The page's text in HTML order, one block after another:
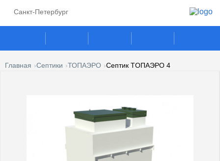
Санкт-Петербург
ГАЗОВЫЕ ГЕНЕРАТОРЫ
Главная Септики ТОПАЭРО Септик TOПАЭРО 4